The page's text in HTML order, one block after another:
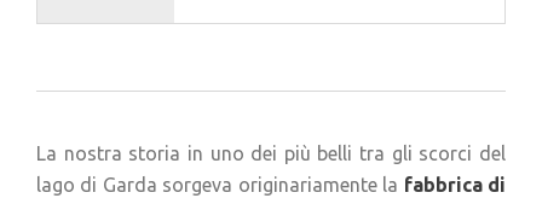
La nostra storia in uno dei più belli tra gli scorci del
lago di Garda sorgeva originariamente la fabbrica di